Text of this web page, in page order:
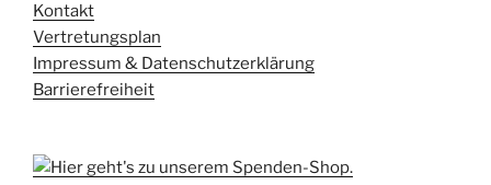
Kontakt
Vertretungsplan
Impressum & Datenschutzerklärung
Barrierefreiheit